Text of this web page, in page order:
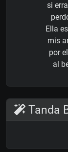
si
Ella
mis
por
al
Tanda